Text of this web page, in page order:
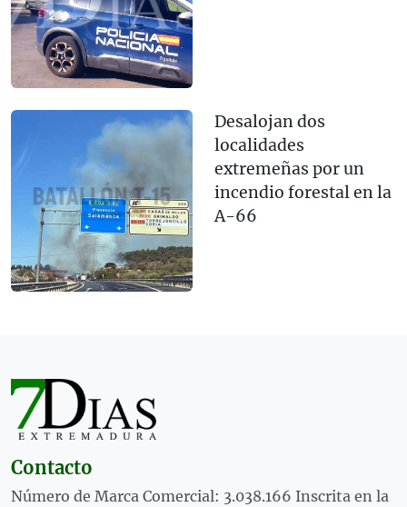
Desalojan dos
localidades
extremeñas por un
incendio forestal en la
A-66
Contacto
Número de Marca Comercial: 3.038.166 Inscrita en la